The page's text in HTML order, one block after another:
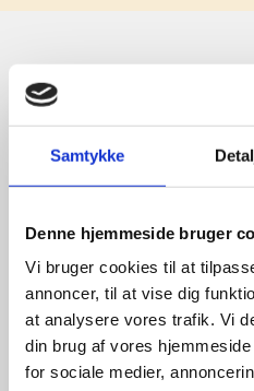
Samtykke
Denne hjemmeside bruger
Vi bruger cookies til at
annoncer, til at vise dig
at analysere vores trafik. Vi
din brug af vores
for sociale medier,
giver
For at sikre høj
med de
anerkendte